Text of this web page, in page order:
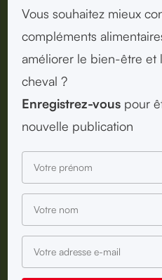
Vous souhaitez mieux
compléments
améliorer le bien-être et
cheval ?
Enregistrez-vous pour
nouvelle publication